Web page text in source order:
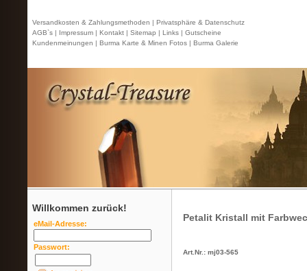
Versandkosten & Zahlungsmethoden | Privatsphäre & Datenschutz
AGB`s | Impressum | Kontakt | Sitemap | Links | Gutscheine
Kundenmeinungen | Burma Karte & Minen Fotos | Burma Galerie
Willkommen zurück!
eMail-Adresse:
Passwort:
Petalit Kristall mit
Art.Nr.: mj03-565